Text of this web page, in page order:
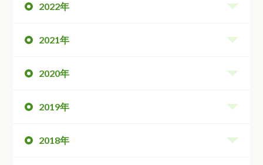
2022年
2021年
2020年
2019年
2018年